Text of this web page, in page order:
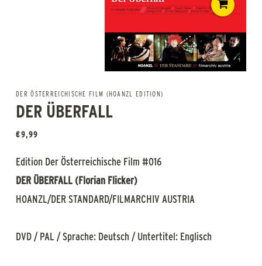
DER ÖSTERREICHISCHE FILM (HOANZL EDITION)
DER ÜBERFALL
€9,99
Edition Der Österreichische Film #016
DER ÜBERFALL (Florian Flicker)
HOANZL/DER STANDARD/FILMARCHIV AUSTRIA
DVD / PAL / Sprache: Deutsch / Untertitel: Englisch